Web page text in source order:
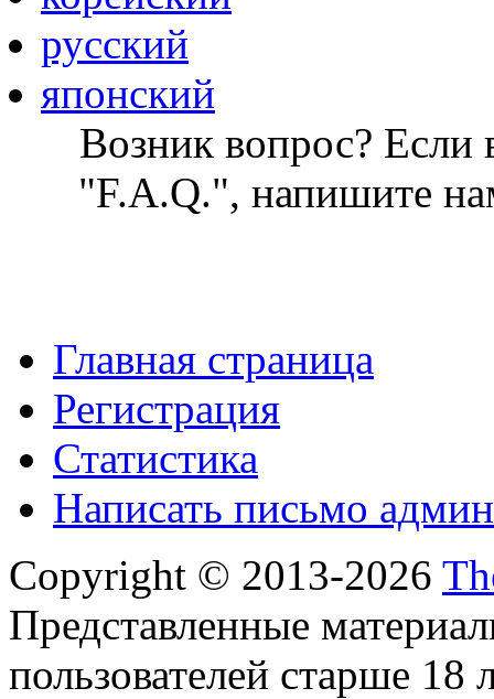
русский
японский
Возник вопрос? Если
"F.A.Q.", напишите
Главная страница
Регистрация
Статистика
Написать письмо
Copyright © 2013-2026
Представленные
пользователей старше 18